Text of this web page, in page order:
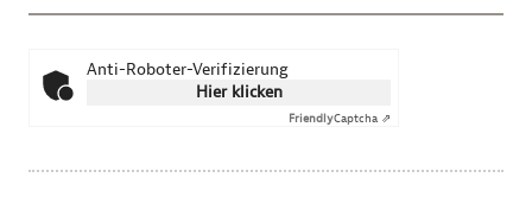
Anti-Roboter-Verifizierung
Hier klicken
FriendlyCaptcha ⇗